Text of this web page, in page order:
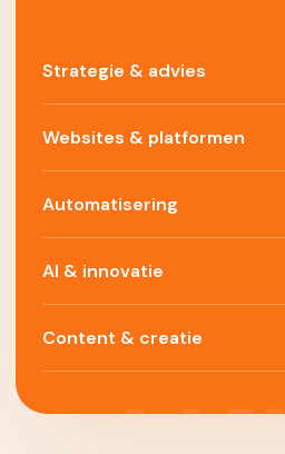
Strategie & advies
Websites & platformen
Automatisering
AI & innovatie
Content & creatie